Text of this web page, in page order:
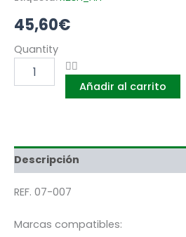
45,60€
Quantity
AFILADORA
DOMESTICA
230V
-
DE
MOTOSIERRA
+
DISCO
cantidad
Añadir al carrito
Descripción
REF. 07-007
Marcas compatibles: